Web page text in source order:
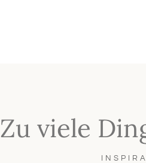
Zu viele